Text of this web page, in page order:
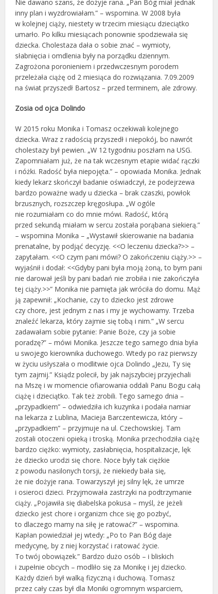
Nie dawano szans, że dożyje rana. „Pan Bóg miał jednak
inny plan i wyzdrowiałam.” – wspomina. W 2008 była
w kolejnej ciąży, niestety w trzecim miesiącu dzieciątko
umarło. Po kilku miesiącach ponownie spodziewała się
dziecka. Cholestaza dała o sobie znać – wymioty,
słabnięcia i omdlenia były na porządku dziennym.
Zagrożona poronieniem i przedwczesnym porodem
przeleżała ciążę od 2 miesiąca do rozwiązania. 7.09.2009
na świat przyszedł Bartosz – przed terminem, ale zdrowy.
Zosia od ojca Dolindo
W 2015 roku Monika i Tomasz oczekiwali kolejnego
dziecka. Wraz z radością przyszedł i niepokój, bo nawrót
cholestazy był pewien. „W 12 tygodniu poszłam na USG.
Zapomniałam już, że na tak wczesnym etapie widać rączki
i nóżki. Radość była niepojęta.” – opowiada Monika. Jednak
kiedy lekarz skończył badanie oświadczył, że podejrzewa
bardzo poważne wady u dziecka – brak czaszki, powłok
brzusznych, rozszczep kręgosłupa. „W ogóle
nie rozumiałam co do mnie mówi. Radość, którą
przed sekundą miałam w sercu została porąbana siekierą.”
– wspomina Monika – „Wystawił skierowanie na badania
prenatalne, by podjąć decyzję. <<O leczeniu dziecka?>> –
zapytałam. <<O czym pani mówi? O zakończeniu ciąży.>> –
wyjaśnił i dodał: <<Gdyby pani była moją żoną, to bym pani
nie darował jeśli by pani badań nie zrobiła i nie zakończyła
tej ciąży.>>” Monika nie pamięta jak wróciła do domu. Mąż
ją zapewnił: „Kochanie, czy to dziecko jest zdrowe
czy chore, jest jednym z nas i my je wychowamy. Trzeba
znaleźć lekarza, który zajmie się tobą i nim.” „W sercu
zadawałam sobie pytanie: Panie Boże, czy ja sobie
poradzę?” – mówi Monika. Jeszcze tego samego dnia była
u swojego kierownika duchowego. Wtedy po raz pierwszy
w życiu usłyszała o modlitwie ojca Dolindo „Jezu, Ty się
tym zajmij.” Ksiądz polecił, by jak najszybciej przyjechali
na Mszę i w momencie ofiarowania oddali Panu Bogu całą
ciążę i dzieciątko. Tak też zrobili. Tego samego dnia –
„przypadkiem” – odwiedziła ich kuzynka i podała namiar
na lekarza z Lublina, Macieja Barczentewicza, który –
„przypadkiem” – przyjmuje na ul. Czechowskiej. Tam
zostali otoczeni opieką i troską. Monika przechodziła ciążę
bardzo ciężko: wymioty, zasłabnięcia, hospitalizacje, lęk
że dziecko urodzi się chore. Noce były tak ciężkie
z powodu nasilonych torsji, że niekiedy bała się,
że nie dożyje rana. Towarzyszył jej silny lęk, że umrze
i osieroci dzieci. Przyjmowała zastrzyki na podtrzymanie
ciąży. „Pojawiła się diabelska pokusa – myśl, że jeżeli
dziecko jest chore i organizm chce się go pozbyć,
to dlaczego mamy na siłę je ratować?” – wspomina.
Kapłan powiedział jej wtedy: „Po to Pan Bóg daje
medycynę, by z niej korzystać i ratować życie.
To twój obowiązek.” Bardzo dużo osób – i bliskich
i zupełnie obcych – modliło się za Monikę i jej dziecko.
Każdy dzień był walką fizyczną i duchową. Tomasz
przez cały czas był dla Moniki ogromnym wsparciem,